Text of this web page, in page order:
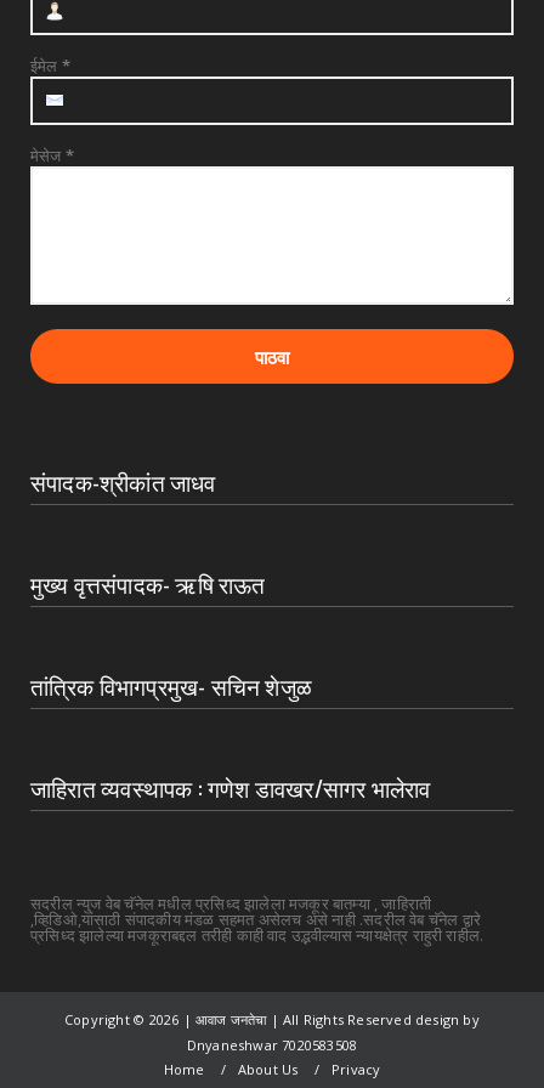
August 04, 2026
ईमेल *
मेसेज *
संपादक-श्रीकांत जाधव
मुख्य वृत्तसंपादक- ऋषि राऊत
तांत्रिक विभागप्रमुख- सचिन शेजुळ
जाहिरात व्यवस्थापक : गणेश डावखर/सागर भालेराव
सदरील न्युज वेब चॅनेल मधील प्रसिध्द झालेला मजकूर बातम्या , जाहिराती
,व्हिडिओ,यांसाठी संपादकीय मंडळ सहमत असेलच असे नाही .सदरील वेब चॅनेल द्वारे
प्रसिध्द झालेल्या मजकूराबद्दल तरीही काही वाद उद्भवील्यास न्यायक्षेत्र राहुरी राहील.
Copyright © 2026 | आवाज जनतेचा | All Rights Reserved design by
Dnyaneshwar 7020583508
Home
About Us Privacy